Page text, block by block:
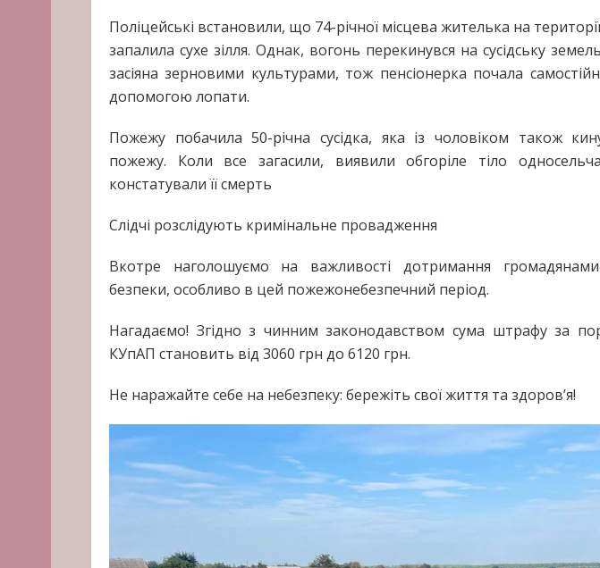
Поліцейські встановили, що 74-річної місцева жителька на
запалила сухе зілля. Однак, вогонь перекинувся на сусідську
засіяна зерновими культурами, тож пенсіонерка почала
допомогою лопати.
Пожежу побачила 50-річна сусідка, яка із чоловіком також
пожежу. Коли все загасили, виявили обгоріле тіло
констатували її смерть
Слідчі розслідують кримінальне провадження
Вкотре наголошуємо на важливості дотримання
безпеки, особливо в цей пожежонебезпечний період.
Нагадаємо! Згідно з чинним законодавством сума штрафу за
КУпАП становить від 3060 грн до 6120 грн.
Не наражайте себе на небезпеку: бережіть свої життя та здоров’я!